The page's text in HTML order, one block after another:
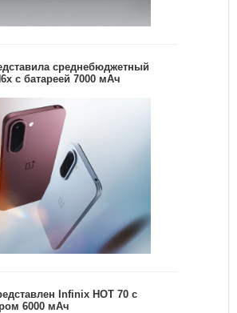
среднебюджетный
с батареей 7000 мАч
Infinix HOT 70 с
6000 мАч